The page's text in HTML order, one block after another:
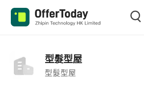
型髮型屋
型髮型屋